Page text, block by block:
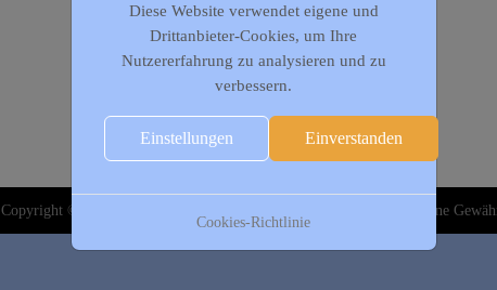
Copyright © 2020-2026 DJK Gillrath 1911 e. V. Alle Angaben sind ohne
Diese Website verwendet eigene und
Drittanbieter-Cookies, um Ihre
Nutzererfahrung zu analysieren und zu
verbessern.
Einstellungen Einverstanden
Cookies-Richtlinie